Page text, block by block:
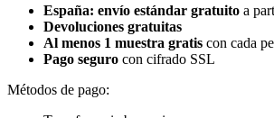
España: envío estándar gratuito a
Devoluciones gratuitas
Al menos 1 muestra gratis con cada
Pago seguro con cifrado SSL
Métodos de pago: